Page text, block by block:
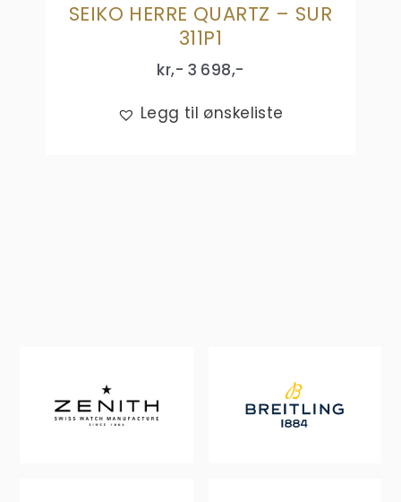
SEIKO HERRE QUARTZ – SUR
311P1
kr,- 3 698,-
Legg til ønskeliste